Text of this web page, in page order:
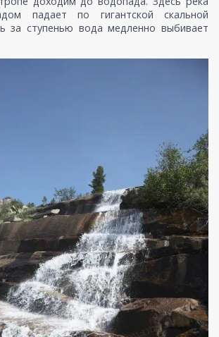
падает по гигантской скальной
за ступенью вода медленно выбивает